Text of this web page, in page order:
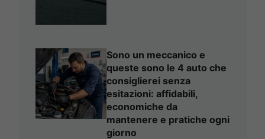
Sono un meccanico e
queste sono le 4 auto che
consiglierei senza
esitazioni: affidabili,
economiche da
mantenere e pratiche ogni
giorno